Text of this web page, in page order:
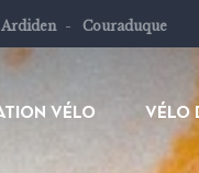
Couraduque
VÉLO VÉLO